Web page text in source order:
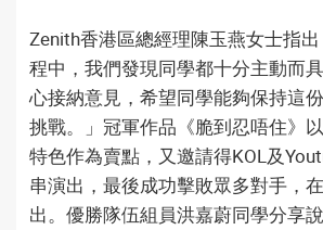
Zenith香港區總經理陳玉燕女士指
程中，我們發現同學都十分主動而
心接納意見，希望同學能夠保持這
挑戰。」冠軍作品《脆到忍唔住》
特色作為賣點，又邀請得KOL及
串演出，最後成功擊敗眾多對手，
出。優勝隊伍組員洪嘉蔚同學分享